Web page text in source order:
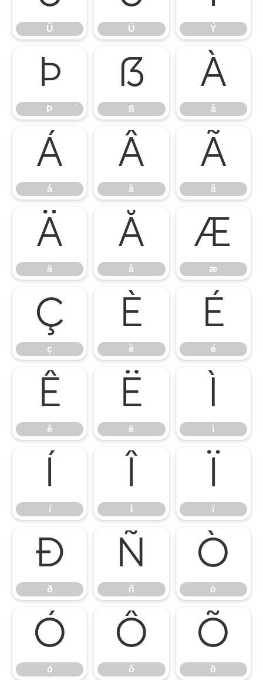
Û Ü Ý
Þ
Þ
ß
ß
à
à
á
á
â
â
ã
ã
ä
ä
å
å
æ
æ
ç
ç
è
è
é
é
ê
ê
ë
ë
ì
ì
í
í
î
î
ï
ï
ð
ð
ñ
ñ
ò
ò
ó
ó
ô
ô
õ
õ